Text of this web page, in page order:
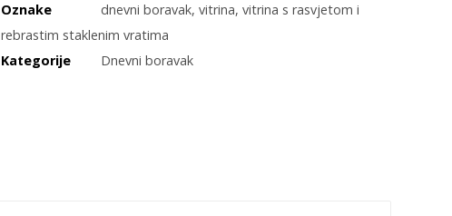
Oznake dnevni boravak,vitrina,vitrina s rasvjetom i
rebrastim staklenim vratima
Kategorije
Dnevni boravak